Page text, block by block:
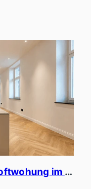
Pempelfort Bungalow-Loftwohung im ruhigen Innenhof